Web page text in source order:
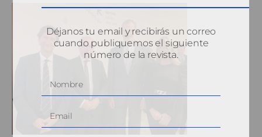
Déjanos tu email y recibirás un correo
cuando publiquemos el siguiente
número de la revista.